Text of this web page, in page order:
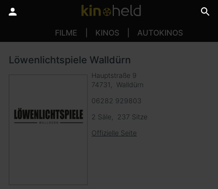
FILME KINOS AUTOKINOS
Löwenlichtspiele Walldürn
Hauptstraße 9
74731
Walldürn
06282 929803
2 Säle
237 Sitze
Offizielle Seite